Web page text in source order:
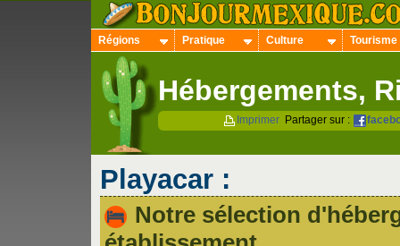
Régions Pratique Culture Tourisme
Hébergements,
Imprimer Partager sur :
Playacar :
Notre sélection